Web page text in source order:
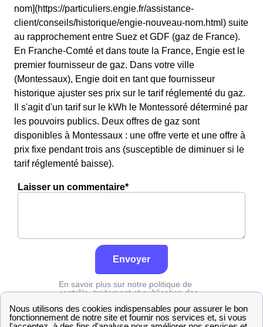
nom](https://particuliers.engie.fr/assistance-
client/conseils/historique/engie-nouveau-nom.html) suite
au rapprochement entre Suez et GDF (gaz de France).
En Franche-Comté et dans toute la France, Engie est le
premier fournisseur de gaz. Dans votre ville
(Montessaux), Engie doit en tant que fournisseur
historique ajuster ses prix sur le tarif réglementé du gaz.
Il s'agit d'un tarif sur le kWh le Montessoré déterminé par
les pouvoirs publics. Deux offres de gaz sont
disponibles à Montessaux : une offre verte et une offre à
prix fixe pendant trois ans (susceptible de diminuer si le
tarif réglementé baisse).
Laisser un commentaire*
Envoyer
En savoir plus sur notre politique de
contrôle, traitement et publication des